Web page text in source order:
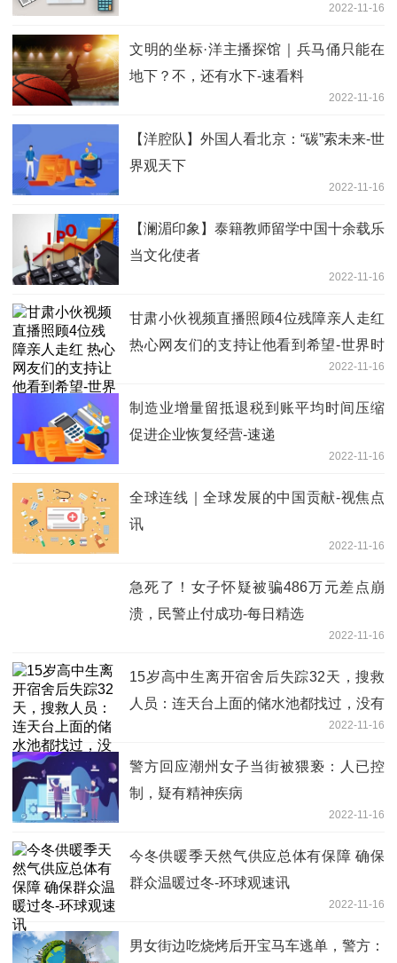
2022-11-16
文明的坐标·洋主播探馆｜兵马俑只能在
地下？不，还有水下-速看料
2022-11-16
【洋腔队】外国人看北京：“碳”索未来-世
界观天下
2022-11-16
【澜湄印象】泰籍教师留学中国十余载乐
当文化使者
2022-11-16
甘肃小伙视频直播照顾4位残障亲人走红
热心网友们的支持让他看到希望-世界时
2022-11-16
制造业增量留抵退税到账平均时间压缩
促进企业恢复经营-速递
2022-11-16
全球连线｜全球发展的中国贡献-视焦点
讯
2022-11-16
急死了！女子怀疑被骗486万元差点崩
溃，民警止付成功-每日精选
2022-11-16
15岁高中生离开宿舍后失踪32天，搜救
人员：连天台上面的储水池都找过，没有
2022-11-16
警方回应潮州女子当街被猥亵：人已控
制，疑有精神疾病
2022-11-16
今冬供暖季天然气供应总体有保障 确保
群众温暖过冬-环球观速讯
2022-11-16
男女街边吃烧烤后开宝马车逃单，警方：